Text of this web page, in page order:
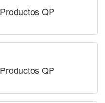
Productos QP
Productos QP